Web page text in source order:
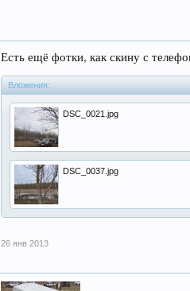
Есть ещё фотки, как скину с
Вложения:
DSC_0021.jpg
DSC_0037.jpg
26 янв 2013